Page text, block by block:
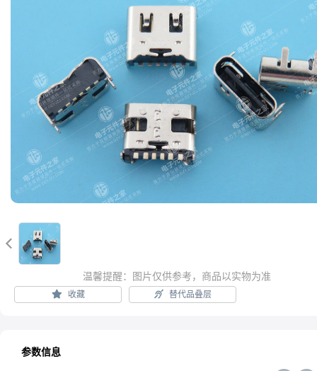

温馨提醒：图片仅供参考，商品以实物为准
收藏 替代品叠层
参数信息